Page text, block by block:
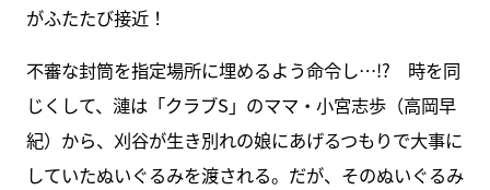
がふたたび接近！
不審な封筒を指定場所に埋めるよう命令し…!? 時を同
じくして、漣は「クラブS」のママ・小宮志歩（高岡早
紀）から、刈谷が生き別れの娘にあげるつもりで大事に
していたぬいぐるみを渡される。だが、そのぬいぐるみ